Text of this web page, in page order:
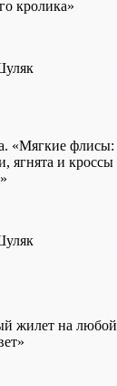
кролика»
«Мягкие флисы:
ягнята и кроссы
жилет на любой